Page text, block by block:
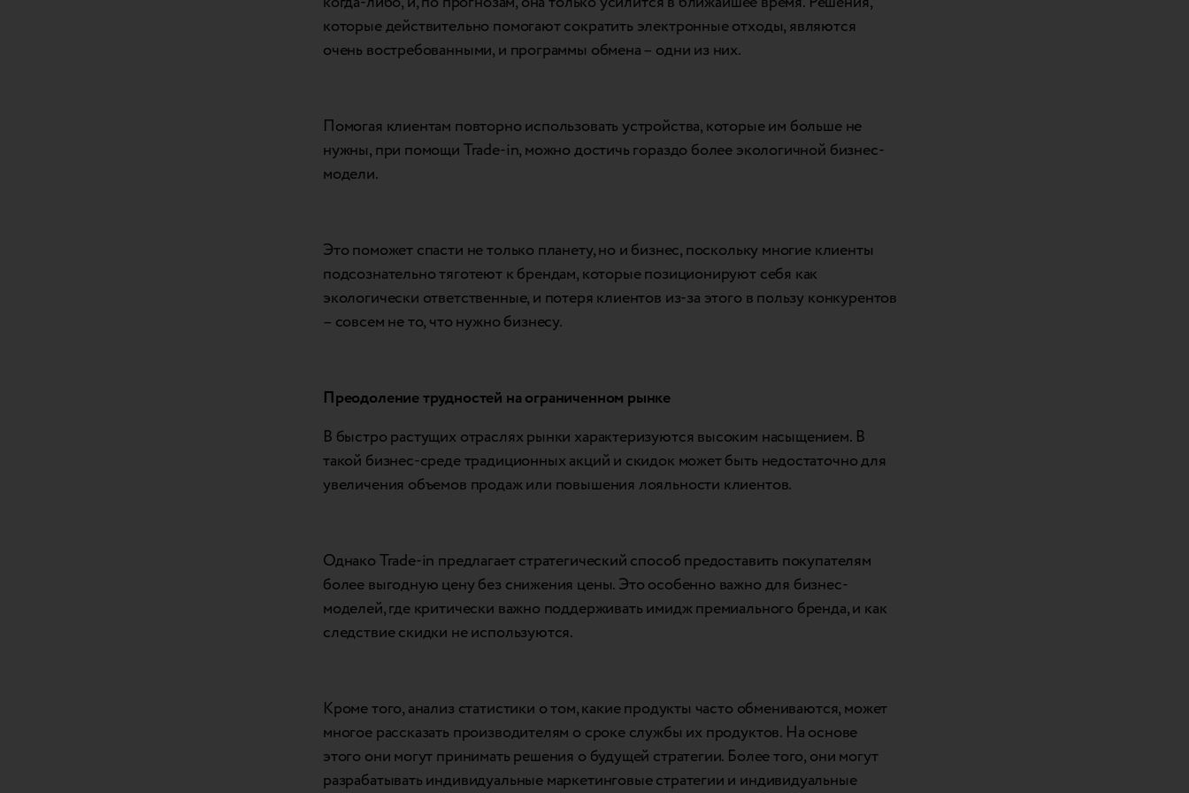
которые действительно помогают сократить электронные отходы, являются
очень востребованными, и программы обмена – одни из них.
Помогая клиентам повторно использовать устройства, которые им больше не
нужны, при помощи Trade-in, можно достичь гораздо более экологичной бизнес-
модели.
Это поможет спасти не только планету, но и бизнес, поскольку многие клиенты
подсознательно тяготеют к брендам, которые позиционируют себя как
экологически ответственные, и потеря клиентов из-за этого в пользу конкурентов
– совсем не то, что нужно бизнесу.
Преодоление трудностей на ограниченном рынке
В быстро растущих отраслях рынки характеризуются высоким насыщением. В
такой бизнес-среде традиционных акций и скидок может быть недостаточно для
увеличения объемов продаж или повышения лояльности клиентов.
Однако Trade-in предлагает стратегический способ предоставить покупателям
более выгодную цену без снижения цены. Это особенно важно для бизнес-
моделей, где критически важно поддерживать имидж премиального бренда, и как
следствие скидки не используются.
Кроме того, анализ статистики о том, какие продукты часто обмениваются, может
многое рассказать производителям о сроке службы их продуктов. На основе
этого они могут принимать решения о будущей стратегии. Более того, они могут
разрабатывать индивидуальные маркетинговые стратегии и индивидуальные